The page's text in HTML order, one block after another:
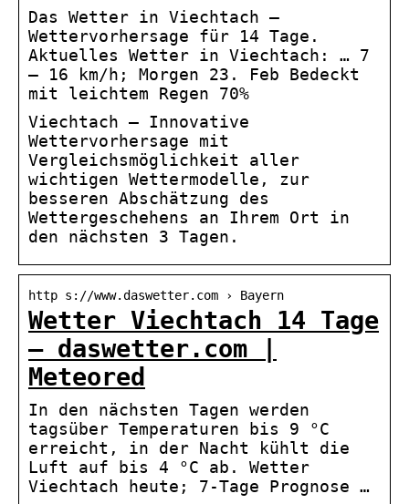
Das Wetter in Viechtach –
Wettervorhersage für 14 Tage.
Aktuelles Wetter in Viechtach: … 7
– 16 km/h; Morgen 23. Feb Bedeckt
mit leichtem Regen 70%
Viechtach – Innovative
Wettervorhersage mit
Vergleichsmöglichkeit aller
wichtigen Wettermodelle, zur
besseren Abschätzung des
Wettergeschehens an Ihrem Ort in
den nächsten 3 Tagen.
http s://www.daswetter.com › Bayern
Wetter Viechtach 14 Tage
– daswetter.com |
Meteored
In den nächsten Tagen werden
tagsüber Temperaturen bis 9 °C
erreicht, in der Nacht kühlt die
Luft auf bis 4 °C ab. Wetter
Viechtach heute; 7-Tage Prognose …